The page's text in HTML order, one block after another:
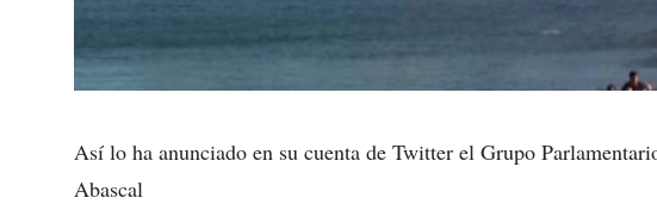
Así lo ha anunciado en su cuenta de Twitter el Grupo
Abascal